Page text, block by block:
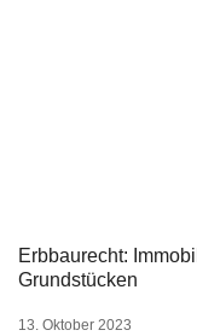
Erbbaurecht:
Grundstücken
13. Oktober 2023